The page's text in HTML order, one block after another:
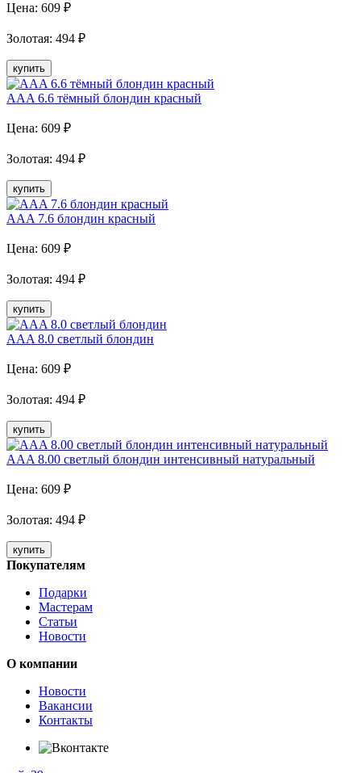
Цена: 609 ₽
Золотая: 494 ₽
купить
AAA 6.6 тёмный блондин красный
Цена: 609 ₽
Золотая: 494 ₽
купить
AAA 7.6 блондин красный
Цена: 609 ₽
Золотая: 494 ₽
купить
AAA 8.0 светлый блондин
Цена: 609 ₽
Золотая: 494 ₽
купить
AAA 8.00 светлый блондин интенсивный натуральный
Цена: 609 ₽
Золотая: 494 ₽
купить
Покупателям
Подарки
Мастерам
Статьи
Новости
О компании
Новости
Вакансии
Контакты